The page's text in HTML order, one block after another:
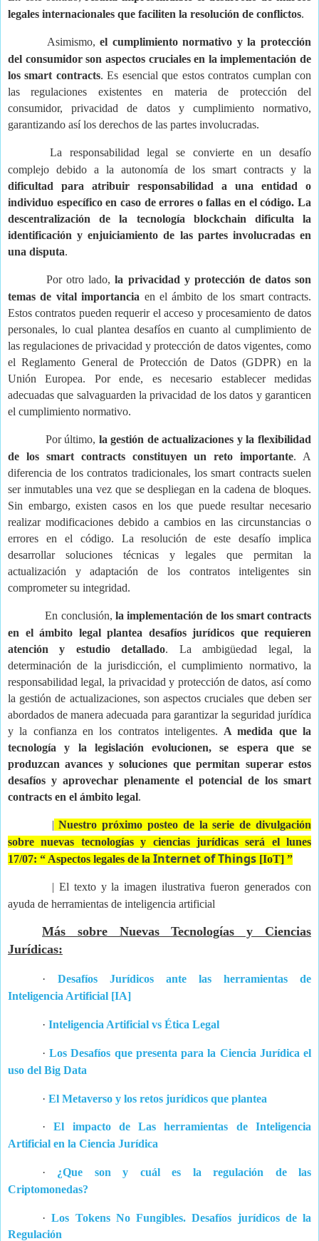
legales internacionales que faciliten la resolución de conflictos.
Asimismo,el cumplimiento normativo y la protección
del consumidor son aspectos cruciales en la implementación de
los smart contracts. Es esencial que estos contratos cumplan con
las regulaciones existentes en materia de protección del
consumidor, privacidad de datos y cumplimiento normativo,
garantizando así los derechos de las partes involucradas.
La responsabilidad legal se convierte en un desafío
complejo debido a la autonomía de los smart contracts y la
dificultad para atribuir responsabilidad a una entidad o
individuo específico en caso de errores o fallas en el código. La
descentralización de la tecnología blockchain dificulta la
identificación y enjuiciamiento de las partes involucradas en
una disputa.
Por otro lado,la privacidad y protección de datos son
temas de vital importancia en el ámbito de los smart contracts.
Estos contratos pueden requerir el acceso y procesamiento de datos
personales, lo cual plantea desafíos en cuanto al cumplimiento de
las regulaciones de privacidad y protección de datos vigentes, como
el Reglamento General de Protección de Datos (GDPR) en la
Unión Europea. Por ende, es necesario establecer medidas
adecuadas que salvaguarden la privacidad de los datos y garanticen
el cumplimiento normativo.
Por último, la gestión de actualizaciones y la flexibilidad
de los smart contracts constituyen un reto importante. A
diferencia de los contratos tradicionales, los smart contracts suelen
ser inmutables una vez que se despliegan en la cadena de bloques.
Sin embargo, existen casos en los que puede resultar necesario
realizar modificaciones debido a cambios en las circunstancias o
errores en el código. La resolución de este desafío implica
desarrollar soluciones técnicas y legales que permitan la
actualización y adaptación de los contratos inteligentes sin
comprometer su integridad.
En conclusión, la implementación de los smart contracts
en el ámbito legal plantea desafíos jurídicos que requieren
atención y estudio detallado. La ambigüedad legal, la
determinación de la jurisdicción, el cumplimiento normativo, la
responsabilidad legal, la privacidad y protección de datos, así como
la gestión de actualizaciones, son aspectos cruciales que deben ser
abordados de manera adecuada para garantizar la seguridad jurídica
y la confianza en los contratos inteligentes. A medida que la
tecnología y la legislación evolucionen, se espera que se
produzcan avances y soluciones que permitan superar estos
desafíos y aprovechar plenamente el potencial de los smart
contracts en el ámbito legal.
| Nuestro próximo posteo de la serie de divulgación
sobre nuevas tecnologías y ciencias jurídicas será el lunes
17/07: “ Aspectos legales de la Internet of Things [IoT] ”
| El texto y la imagen ilustrativa fueron generados con
ayuda de herramientas de inteligencia artificial
Más sobre Nuevas Tecnologías y Ciencias
Jurídicas:
· Desafíos Jurídicos ante las herramientas de
Inteligencia Artificial [IA]
· Inteligencia Artificial vs Ética Legal
·Los Desafíos que presenta para la Ciencia Jurídica el
uso del Big Data
· El Metaverso y los retos jurídicos que plantea
·El impacto de Las herramientas de Inteligencia
Artificial en la Ciencia Jurídica
· ¿Que son y cuál es la regulación de las
Criptomonedas?
·Los Tokens No Fungibles. Desafíos jurídicos de la
Regulación